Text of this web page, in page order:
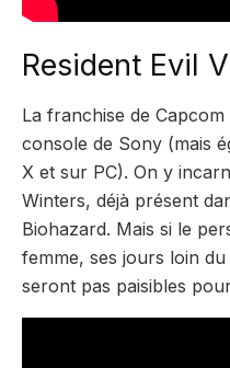
Resident Evil
La franchise de
console de Sony (mais
X et sur PC). On y
Winters, déjà présent
Biohazard. Mais si le
femme, ses jours loin
seront pas paisibles